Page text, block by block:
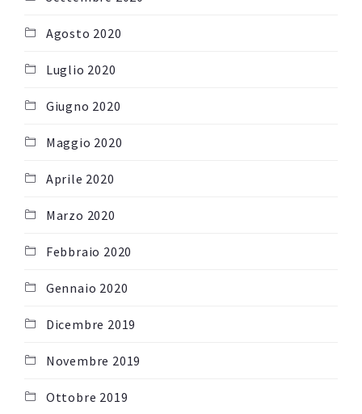
Agosto 2020
Luglio 2020
Giugno 2020
Maggio 2020
Aprile 2020
Marzo 2020
Febbraio 2020
Gennaio 2020
Dicembre 2019
Novembre 2019
Ottobre 2019